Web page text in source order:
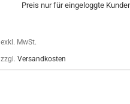
Preis nur für eingeloggte
exkl. MwSt.
zzgl. Versandkosten